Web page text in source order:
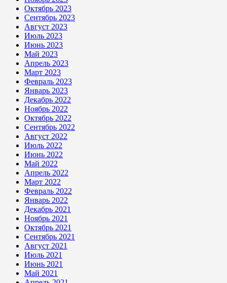
Октябрь 2023
Сентябрь 2023
Август 2023
Июль 2023
Июнь 2023
Май 2023
Апрель 2023
Март 2023
Февраль 2023
Январь 2023
Декабрь 2022
Ноябрь 2022
Октябрь 2022
Сентябрь 2022
Август 2022
Июль 2022
Июнь 2022
Май 2022
Апрель 2022
Март 2022
Февраль 2022
Январь 2022
Декабрь 2021
Ноябрь 2021
Октябрь 2021
Сентябрь 2021
Август 2021
Июль 2021
Июнь 2021
Май 2021